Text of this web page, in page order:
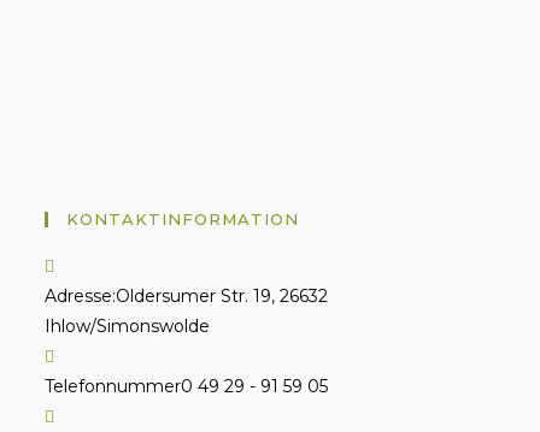
KONTAKTINFORMATION
Adresse:Oldersumer Str. 19, 26632
Ihlow/Simonswolde
Telefonnummer0 49 29 - 91 59 05